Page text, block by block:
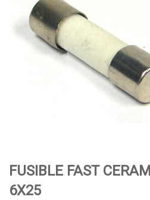
FUSIBLE FAST
6X25